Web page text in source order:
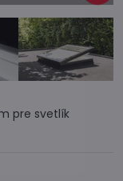
pre svetlík